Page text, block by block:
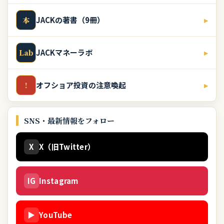
本 JACKの著書（9冊） ▸
Lab JACKマネーラボ ▸
! オフショア投資の注意喚起 ▸
SNS・最新情報をフォロー
X X（旧Twitter）
IG Instagram
▶ YouTube